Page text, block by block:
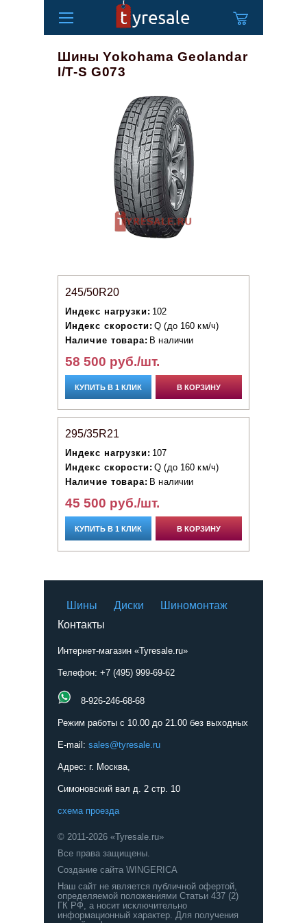
Шины Yokohama Geolandar
I/T-S G073
245/50R20
Индекс нагрузки: 102
Индекс скорости: Q (до 160 км/ч)
Наличие товара: В наличии
58 500 руб./шт.
КУПИТЬ В 1 КЛИК В КОРЗИНУ
295/35R21
Индекс нагрузки: 107
Индекс скорости: Q (до 160 км/ч)
Наличие товара: В наличии
45 500 руб./шт.
КУПИТЬ В 1 КЛИК В КОРЗИНУ
Шины Диски
Шиномонтаж
Контакты
Интернет-магазин «Tyresale.ru»
Телефон: +7 (495) 999-69-62
8-926-246-68-68
Режим работы с 10.00 до 21.00 без выходных
E-mail: sales@tyresale.ru
Адрес: г. Москва,
Симоновский вал д. 2 стр. 10
схема проезда
© 2011-2026 «Tyresale.ru»
Все права защищены.
Создание сайта WINGERICA
Наш сайт не является публичной офертой,
определяемой положениями Статьи 437 (2)
ГК РФ, а носит исключительно
информационный характер. Для получения